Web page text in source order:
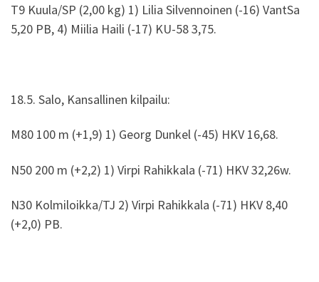
T9 Kuula/SP (2,00 kg) 1) Lilia Silvennoinen (-16) VantSa
5,20 PB, 4) Miilia Haili (-17) KU-58 3,75.
18.5. Salo, Kansallinen kilpailu:
M80 100 m (+1,9) 1) Georg Dunkel (-45) HKV 16,68.
N50 200 m (+2,2) 1) Virpi Rahikkala (-71) HKV 32,26w.
N30 Kolmiloikka/TJ 2) Virpi Rahikkala (-71) HKV 8,40
(+2,0) PB.